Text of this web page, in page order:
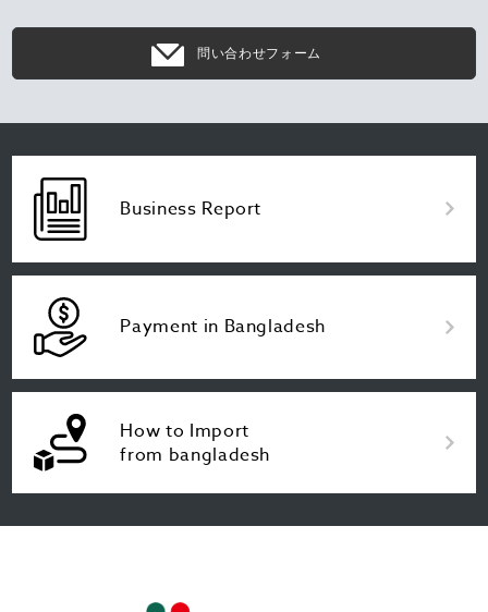
問い合わせフォーム
Business Report
Payment in Bangladesh
How to Import
from bangladesh